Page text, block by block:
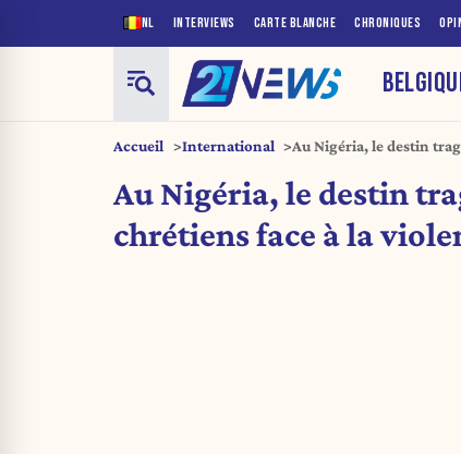
NL INTERVIEWS CARTE BLANCHE CHRONIQUES
Accueil International
Au Nigéria, le destin
Au Nigéria, le destin
chrétiens face à la